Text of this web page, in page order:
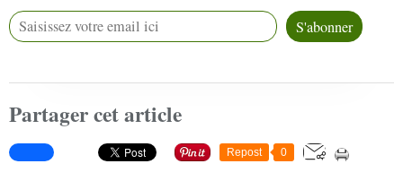
Partager cet article
Repost 0